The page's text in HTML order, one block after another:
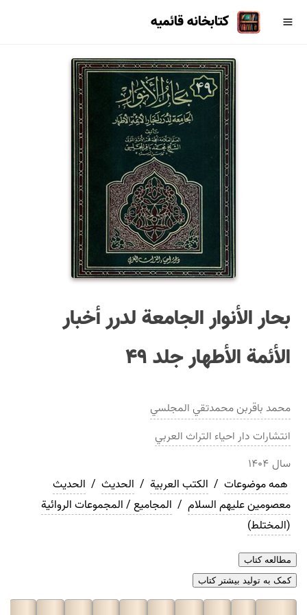
کتابخانه قائمیه
بحار الأنوار الجامعة لدرر أخبار
الأئمة الأطهار جلد ۴۹
محمد باقربن محمدتقي المجلسي
انتشارات دار احياء التراث العربي
سال ۱۴۰۴
همه موضوعات / الکتب العربیة / الحدیث / الحديث
معصومین علیهم السلام / المجامیع / المجموعات الروائية
(المختلط)
مطالعه کتاب
کمک به تولید بیشتر کتاب